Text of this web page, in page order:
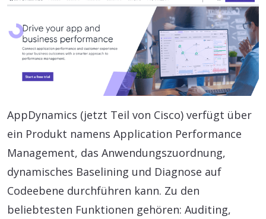
AppDynamics (jetzt Teil von Cisco) verfügt über
ein Produkt namens Application Performance
Management, das Anwendungszuordnung,
dynamisches Baselining und Diagnose auf
Codeebene durchführen kann. Zu den
beliebtesten Funktionen gehören: Auditing,